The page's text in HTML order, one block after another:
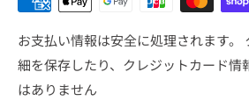
Finish（フィニッシュ） : Flakes
ログラム）/Rhinestone clear Outline
ア輪郭）/CW Emblem Gold（CWエン
お支払い情報は安全に処理されます。
細を保存したり、クレジットカード情
はありません